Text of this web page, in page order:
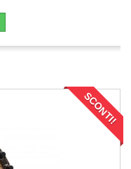
SCONTI!